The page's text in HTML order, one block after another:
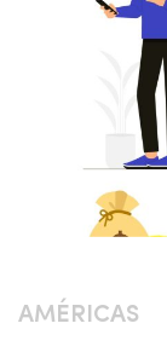
AMÉRICAS